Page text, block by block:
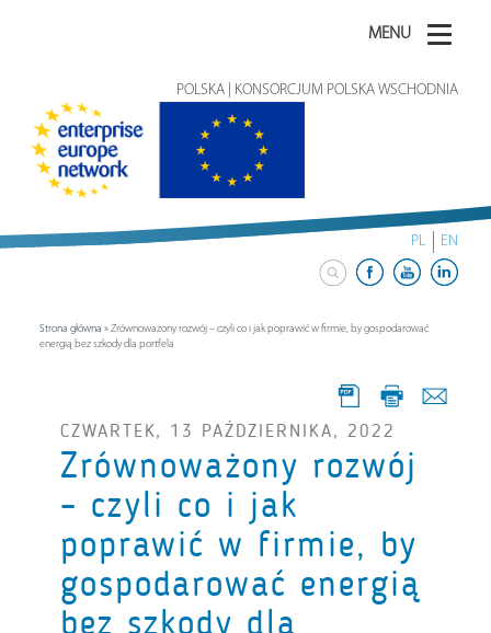
MENU
POLSKA | KONSORCJUM POLSKA WSCHODNIA
PL EN
Strona główna »Zrównoważony rozwój – czyli co i jak poprawić w firmie, by gospodarować
energią bez szkody dla portfela
CZWARTEK, 13 PAŹDZIERNIKA, 2022
Zrównoważony rozwój
– czyli co i jak
poprawić w firmie, by
gospodarować energią
bez szkody dla